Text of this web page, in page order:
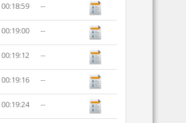
00:18:59 --
00:19:00 --
00:19:12 --
00:19:16 --
00:19:24 --